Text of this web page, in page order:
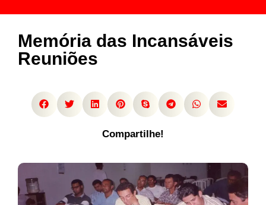
Memória das Incansáveis
Reuniões
Compartilhe!